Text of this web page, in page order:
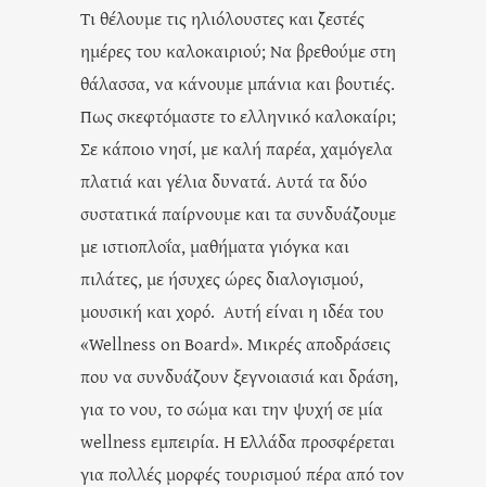
Τι θέλουμε τις ηλιόλουστες και ζεστές
ημέρες του καλοκαιριού; Να βρεθούμε στη
θάλασσα, να κάνουμε μπάνια και βουτιές.
Πως σκεφτόμαστε το ελληνικό καλοκαίρι;
Σε κάποιο νησί, με καλή παρέα, χαμόγελα
πλατιά και γέλια δυνατά. Αυτά τα δύο
συστατικά παίρνουμε και τα συνδυάζουμε
με ιστιοπλοΐα, μαθήματα γιόγκα και
πιλάτες, με ήσυχες ώρες διαλογισμού,
μουσική και χορό. Αυτή είναι η ιδέα του
«Wellness on Board». Μικρές αποδράσεις
που να συνδυάζουν ξεγνοιασιά και δράση,
για το νου, το σώμα και την ψυχή σε μία
wellness εμπειρία. Η Ελλάδα προσφέρεται
για πολλές μορφές τουρισμού πέρα από τον